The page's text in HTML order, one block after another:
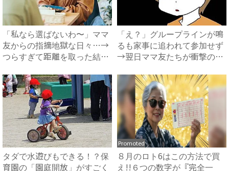
「私なら選ばないわ〜」ママ
友からの指摘地獄な日々…→
つらすぎて距離を取った結
「え？」グループラインが鳴
るも家事に追われて参加せず
→翌日ママ友たちが衝撃の行
タダで水遊びもできる！？保
育園の「園庭開放」がすごく
Promoted
８月のロト6はこの方法で買
え!!６つの数字が『完全一